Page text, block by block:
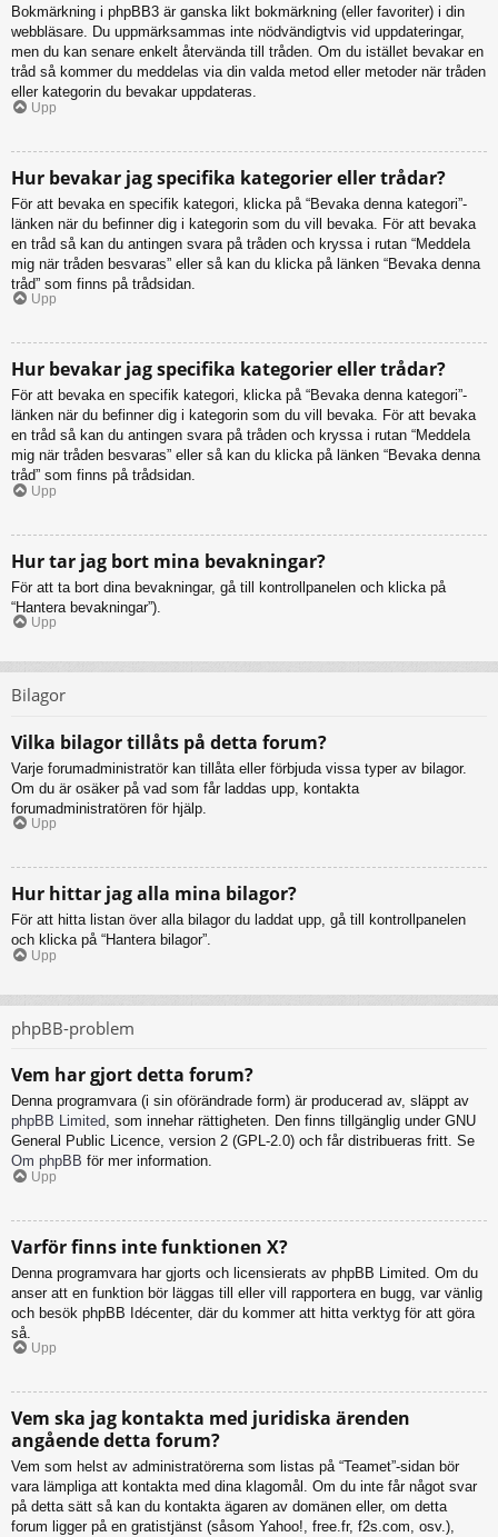
Bokmärkning i phpBB3 är ganska likt bokmärkning (eller favoriter) i din
webbläsare. Du uppmärksammas inte nödvändigtvis vid uppdateringar,
men du kan senare enkelt återvända till tråden. Om du istället bevakar en
tråd så kommer du meddelas via din valda metod eller metoder när tråden
eller kategorin du bevakar uppdateras.
Upp
Hur bevakar jag specifika kategorier eller trådar?
För att bevaka en specifik kategori, klicka på “Bevaka denna kategori”-
länken när du befinner dig i kategorin som du vill bevaka. För att bevaka
en tråd så kan du antingen svara på tråden och kryssa i rutan “Meddela
mig när tråden besvaras” eller så kan du klicka på länken “Bevaka denna
tråd” som finns på trådsidan.
Upp
Hur bevakar jag specifika kategorier eller trådar?
För att bevaka en specifik kategori, klicka på “Bevaka denna kategori”-
länken när du befinner dig i kategorin som du vill bevaka. För att bevaka
en tråd så kan du antingen svara på tråden och kryssa i rutan “Meddela
mig när tråden besvaras” eller så kan du klicka på länken “Bevaka denna
tråd” som finns på trådsidan.
Upp
Hur tar jag bort mina bevakningar?
För att ta bort dina bevakningar, gå till kontrollpanelen och klicka på
“Hantera bevakningar”).
Upp
Bilagor
Vilka bilagor tillåts på detta forum?
Varje forumadministratör kan tillåta eller förbjuda vissa typer av bilagor.
Om du är osäker på vad som får laddas upp, kontakta
forumadministratören för hjälp.
Upp
Hur hittar jag alla mina bilagor?
För att hitta listan över alla bilagor du laddat upp, gå till kontrollpanelen
och klicka på “Hantera bilagor”.
Upp
phpBB-problem
Vem har gjort detta forum?
Denna programvara (i sin oförändrade form) är producerad av, släppt av
phpBB Limited, som innehar rättigheten. Den finns tillgänglig under GNU
General Public Licence, version 2 (GPL-2.0) och får distribueras fritt. Se
Om phpBB för mer information.
Upp
Varför finns inte funktionen X?
Denna programvara har gjorts och licensierats av phpBB Limited. Om du
anser att en funktion bör läggas till eller vill rapportera en bugg, var vänlig
och besök phpBB Idécenter, där du kommer att hitta verktyg för att göra
så.
Upp
Vem ska jag kontakta med juridiska ärenden
angående detta forum?
Vem som helst av administratörerna som listas på “Teamet”-sidan bör
vara lämpliga att kontakta med dina klagomål. Om du inte får något svar
på detta sätt så kan du kontakta ägaren av domänen eller, om detta
forum ligger på en gratistjänst (såsom Yahoo!, free.fr, f2s.com, osv.),